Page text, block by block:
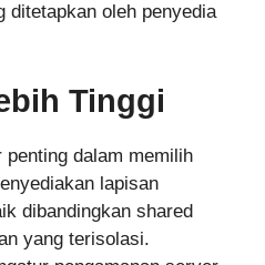
ditetapkan oleh penyedia
Tinggi
penting dalam memilih
lapisan
dibandingkan shared
yang terisolasi.